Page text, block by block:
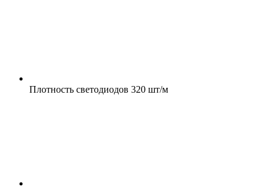
Плотность светодиодов 320 шт/м